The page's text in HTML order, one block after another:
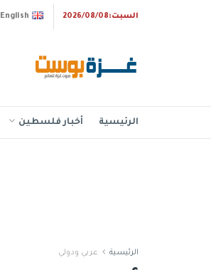
السبت:2026/08/08 English
الرئيسية أخبار فلسطين
الرئيسية عربي ودولي